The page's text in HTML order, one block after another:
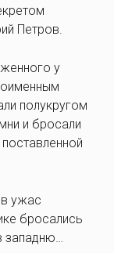
Петров.
у
полукругом
и бросали
ужас
бросались
западню…